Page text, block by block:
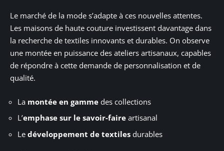
Le marché de la mode s’adapte à ces nouvelles attentes.
Les maisons de haute couture investissent davantage dans
la recherche de textiles innovants et durables. On observe
une montée en puissance des ateliers artisanaux, capables
de répondre à cette demande de personnalisation et de
qualité.
La montée en gamme des collections
L’emphase sur le savoir-faire artisanal
Le développement de textiles durables